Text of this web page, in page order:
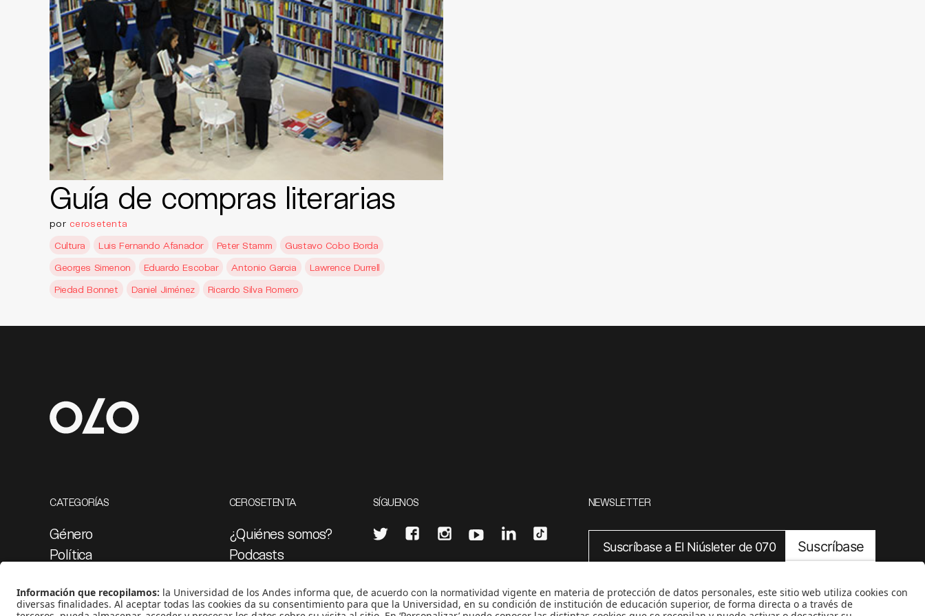
Guía de compras literarias
por cerosetenta
Cultura
Luis Fernando Afanador Peter Stamm
Gustavo Cobo Borda
Georges Simenon
Eduardo Escobar Antonio Garcia
Lawrence Durrell
Piedad Bonnet
Daniel Jiménez Ricardo Silva Romero
CATEGORÍAS
Género
Política
Medio ambiente
CEROSETENTA
¿Quiénes somos?
Podcasts
Proyectos 070
SÍGUENOS
CONTÁCTANOS
NEWSLETTER
Suscríbase